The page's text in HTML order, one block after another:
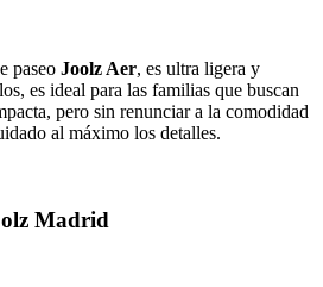
paseo Joolz Aer, es ultra ligera y
es ideal para las familias que buscan
pero sin renunciar a la comodidad
al máximo los detalles.
Madrid